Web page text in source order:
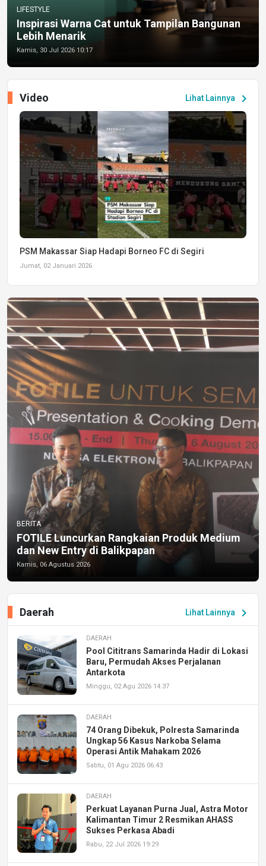
LIFESTYLE
Inspirasi Warna Cat untuk Tampilan Bangunan
Lebih Menarik
Kamis, 30 Jul 2026 10:17
Lihat Lainnya chevron_right
Video
PSM Makassar Siap Hadapi Borneo FC di Segiri
Jumat, 02 Januari 2026
BERITA
FOTILE Luncurkan Rangkaian Produk Medium
dan New Entry di Balikpapan
Kamis, 06 Agustus 2026
Lihat Lainnya chevron_right
Daerah
DAERAH
Pool Cititrans Samarinda Hadir di Lokasi
Baru, Permudah Akses Perjalanan
Antarkota
Minggu, 02 Agu 2026 14:37
DAERAH
74 Orang Dibekuk, Polresta Samarinda
Ungkap 56 Kasus Narkoba Selama
Operasi Antik Mahakam 2026
Sabtu, 01 Agu 2026 06:43
DAERAH
Perkuat Layanan Purna Jual, Astra Motor
Kalimantan Timur 2 Resmikan AHASS
Sukses Perkasa Abadi
Rabu, 22 Jul 2026 19:29